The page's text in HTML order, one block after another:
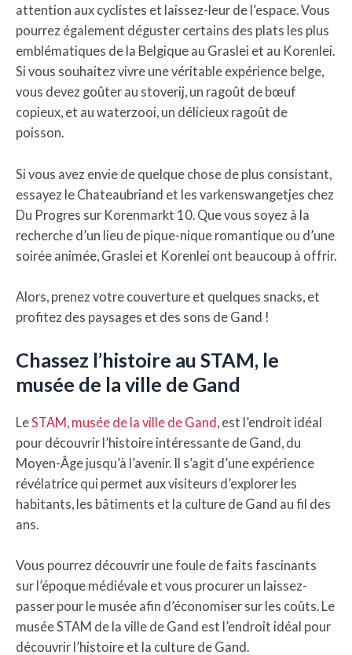
attention aux cyclistes et laissez-leur de l’espace. Vous
pourrez également déguster certains des plats les plus
emblématiques de la Belgique au Graslei et au Korenlei.
Si vous souhaitez vivre une véritable expérience belge,
vous devez goûter au stoverij, un ragoût de bœuf
copieux, et au waterzooi, un délicieux ragoût de
poisson.
Si vous avez envie de quelque chose de plus consistant,
essayez le Chateaubriand et les varkenswangetjes chez
Du Progres sur Korenmarkt 10. Que vous soyez à la
recherche d’un lieu de pique-nique romantique ou d’une
soirée animée, Graslei et Korenlei ont beaucoup à offrir.
Alors, prenez votre couverture et quelques snacks, et
profitez des paysages et des sons de Gand !
Chassez l’histoire au STAM, le
musée de la ville de Gand
LeSTAM, musée de la ville de Gand , est l’endroit idéal
pour découvrir l’histoire intéressante de Gand, du
Moyen-Âge jusqu’à l’avenir. Il s’agit d’une expérience
révélatrice qui permet aux visiteurs d’explorer les
habitants, les bâtiments et la culture de Gand au fil des
ans.
Vous pourrez découvrir une foule de faits fascinants
sur l’époque médiévale et vous procurer un laissez-
passer pour le musée afin d’économiser sur les coûts. Le
musée STAM de la ville de Gand est l’endroit idéal pour
découvrir l’histoire et la culture de Gand.